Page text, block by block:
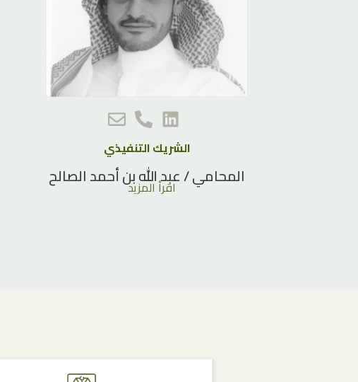
الشريك التنفيذي
المحامي / عبد الله بن أحمد الصالح
اقرأ المزيد